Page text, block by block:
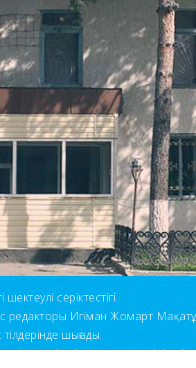
серіктестігі.
редакторы Игіман Жомарт
шығады.
үшін сілтеме көрсетуіңіз